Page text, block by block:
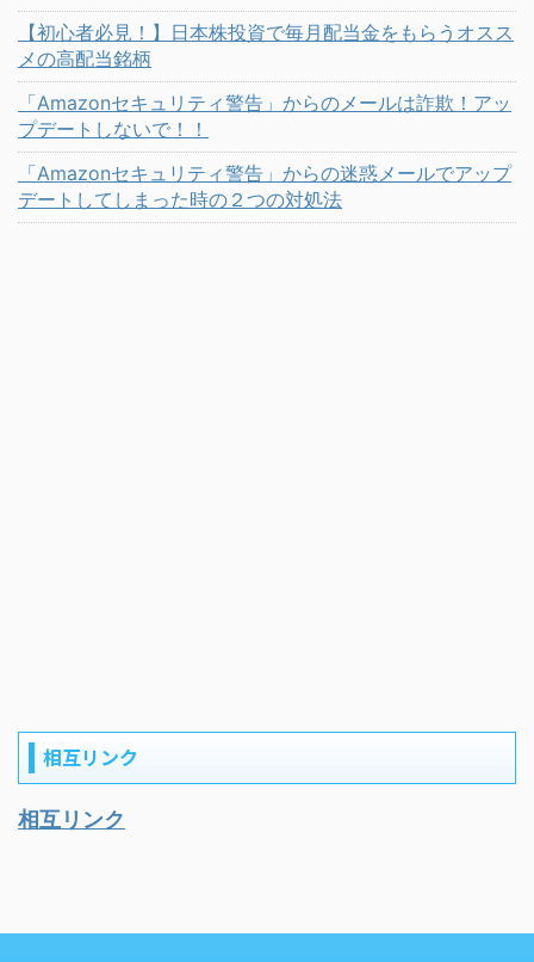
【初心者必見！】日本株投資で毎月配当金をもらうオスス
メの高配当銘柄
「Amazonセキュリティ警告」からのメールは詐欺！アッ
プデートしないで！！
「Amazonセキュリティ警告」からの迷惑メールでアップ
デートしてしまった時の２つの対処法
相互リンク
相互リンク